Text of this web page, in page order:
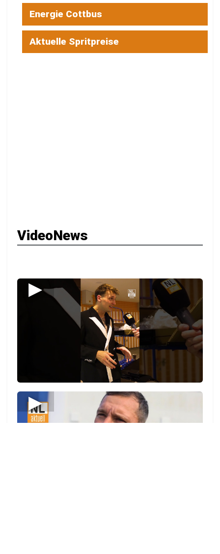
Energie Cottbus
Aktuelle Spritpreise
VideoNews
▶
▶